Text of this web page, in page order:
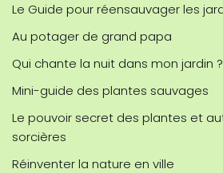
Le Guide pour réensauvager les
Au potager de grand papa
Qui chante la nuit dans mon jardin ?
Mini-guide des plantes sauvages
Le pouvoir secret des plantes et
sorcières
Réinventer la nature en ville